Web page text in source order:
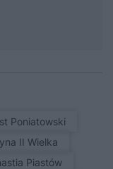
Poniatowski
II Wielka
Piastów